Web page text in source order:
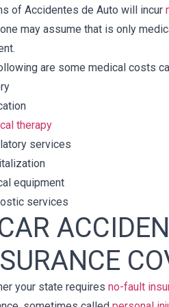
of Accidentes de Auto will incur
may assume that is only
are some medical costs
therapy
services
equipment
services
your state requires no-fault